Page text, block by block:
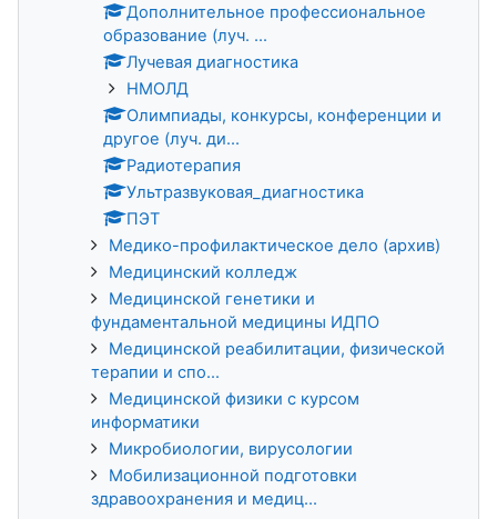
Дополнительное профессиональное
образование (луч. ...
Лучевая диагностика
НМОЛД
Олимпиады, конкурсы, конференции и
другое (луч. ди...
Радиотерапия
Ультразвуковая_диагностика
ПЭТ
Медико-профилактическое дело (архив)
Медицинский колледж
Медицинской генетики и
фундаментальной медицины ИДПО
Медицинской реабилитации, физической
терапии и спо...
Медицинской физики с курсом
информатики
Микробиологии, вирусологии
Мобилизационной подготовки
здравоохранения и медиц...